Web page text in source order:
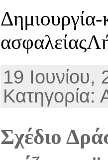
19
Κατηγορία:
Σχέδιο